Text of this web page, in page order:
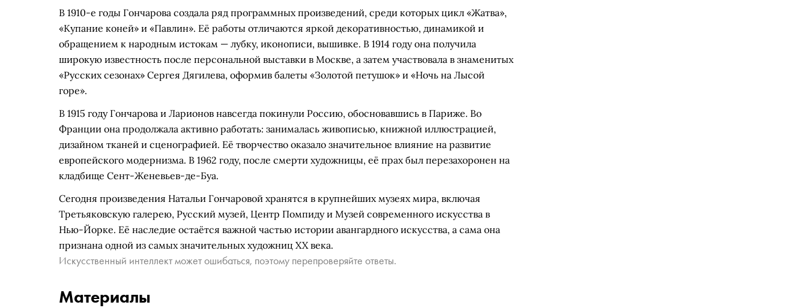
В 1910-е годы Гончарова создала ряд программных произведений, среди которых цикл «Жатва»,
«Купание коней» и «Павлин». Её работы отличаются яркой декоративностью, динамикой и
обращением к народным истокам — лубку, иконописи, вышивке. В 1914 году она получила
широкую известность после персональной выставки в Москве, а затем участвовала в знаменитых
«Русских сезонах» Сергея Дягилева, оформив балеты «Золотой петушок» и «Ночь на Лысой
горе».
В 1915 году Гончарова и Ларионов навсегда покинули Россию, обосновавшись в Париже. Во
Франции она продолжала активно работать: занималась живописью, книжной иллюстрацией,
дизайном тканей и сценографией. Её творчество оказало значительное влияние на развитие
европейского модернизма. В 1962 году, после смерти художницы, её прах был перезахоронен на
кладбище Сент-Женевьев-де-Буа.
Сегодня произведения Натальи Гончаровой хранятся в крупнейших музеях мира, включая
Третьяковскую галерею, Русский музей, Центр Помпиду и Музей современного искусства в
Нью-Йорке. Её наследие остаётся важной частью истории авангардного искусства, а сама она
признана одной из самых значительных художниц XX века.
Искусственный интеллект может ошибаться, поэтому перепроверяйте ответы.
Материалы